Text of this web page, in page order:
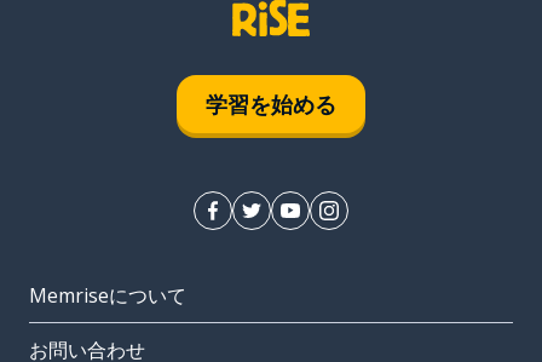
学習を始める
Memriseについて
お問い合わせ